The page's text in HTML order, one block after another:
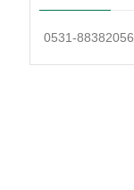
0531-88382056